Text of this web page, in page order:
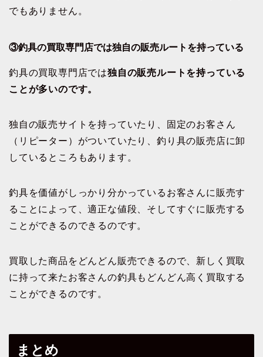
でもありません。
③釣具の買取専門店では独自の販売ルートを持っている
釣具の買取専門店では独自の販売ルートを持っている
ことが多いのです。
独自の販売サイトを持っていたり、固定のお客さん
（リピーター）がついていたり、釣り具の販売店に卸
しているところもあります。
釣具を価値がしっかり分かっているお客さんに販売す
ることによって、適正な値段、そしてすぐに販売する
ことができるのできるのです。
買取した商品をどんどん販売できるので、新しく買取
に持って来たお客さんの釣具もどんどん高く買取する
ことができるのです。
まとめ